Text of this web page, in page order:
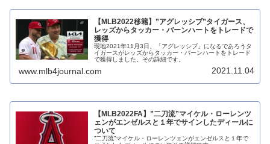
【MLB2022移籍】”アグレッシブ”タイガース、
レッズからタッカー・バーンハートをトレードで
獲得
現地2021年11月3日、「アグレッシブ」になるであろうタ
イガースがレッズからタッカー・バーンハートをトレード
で獲得しました。その詳細です。
www.mlb4journal.com 2021.11.04
【MLB2022FA】”二刀流”マイケル・ローレンツ
ェンがエンゼルスと１年でサインしたディールに
ついて
”二刀流”マイケル・ローレンツェンがエンゼルスと１年で